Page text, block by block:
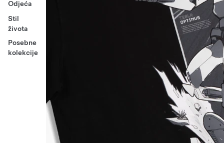
Odjeća
Stil
života
Posebne
kolekcije